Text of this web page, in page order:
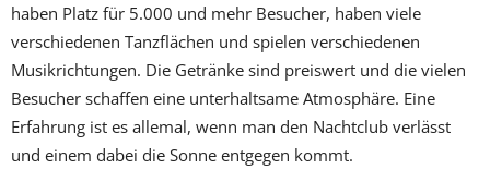
haben Platz für 5.000 und mehr Besucher, haben viele
verschiedenen Tanzflächen und spielen verschiedenen
Musikrichtungen. Die Getränke sind preiswert und die vielen
Besucher schaffen eine unterhaltsame Atmosphäre. Eine
Erfahrung ist es allemal, wenn man den Nachtclub verlässt
und einem dabei die Sonne entgegen kommt.